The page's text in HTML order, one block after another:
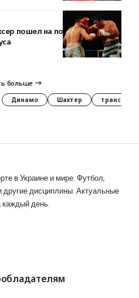
пошел на поправку после
больше
Динамо Шахтер трансферы
в Украине и мире. Футбол,
другие дисциплины. Актуальные
каждый день.